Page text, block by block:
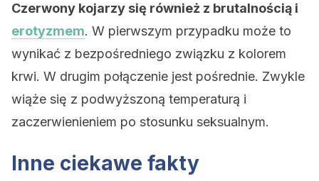
Czerwony kojarzy się również z brutalnością i
erotyzmem. W pierwszym przypadku może to
wynikać z bezpośredniego związku z kolorem
krwi. W drugim połączenie jest pośrednie. Zwykle
wiąże się z podwyższoną temperaturą i
zaczerwienieniem po stosunku seksualnym.
Inne ciekawe fakty